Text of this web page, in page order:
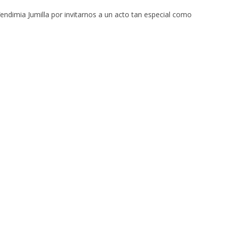
Jumilla por invitarnos a un acto tan especial como